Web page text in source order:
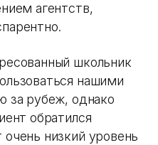
агентств,
школьник
нашими
за рубеж, однако
обратился
низкий уровень